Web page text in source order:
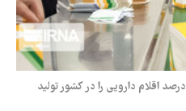
پازل گمشده در تولید داخلی دارو / ۹۷ درصد اقلام دارویی را در کشور تولید